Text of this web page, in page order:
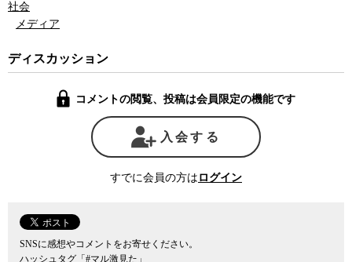
立った。本来はあの事故の最大の成果でなければならない原子力規
制委員会の不当な設立過程についても、マスメディアの追求はなぜ
を厳しく追及し続けている新聞が一紙だけある。それが東京新聞
最近の見出しだけを見ても、「原子力ムラ支配復活」、「ムラ人
事変更なし」、「矛盾だらけ見切り発車」、など、一見反原発市民
団体の機関誌と見まがうほど、こと原発については反原発の立場を
東京新聞は中日新聞社が発行する東京のローカル紙で、発行部数
も55万部前後と、全国紙に比べればその規模ははるかに小さい。し
社会
メディア
ディスカッション
コメントの閲覧、投稿は会員限定の機能です
入会する
すでに会員の方は ログイン
SNSに感想やコメントをお寄せください。
ハッシュタグ「#マル激見た」